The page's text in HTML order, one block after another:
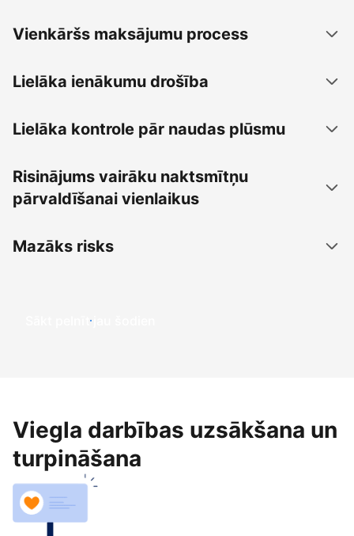
Vienkāršs maksājumu process
Lielāka ienākumu drošība
Lielāka kontrole pār naudas plūsmu
Risinājums vairāku naktsmītņu
pārvaldīšanai vienlaikus
Mazāks risks
Sākt pelnīt jau šodien
Viegla darbības uzsākšana un
turpināšana